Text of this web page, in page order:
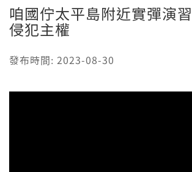
咱國佇太平島附近實彈演
侵犯主權
發布時間: 2023-08-30